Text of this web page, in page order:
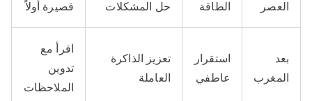
العصر الطاقة حل المشكلات قصيرة أولاً
بعد
المغرب
استقرار
عاطفي
تعزيز الذاكرة
العاملة
اقرأ مع
تدوين
الملاحظات